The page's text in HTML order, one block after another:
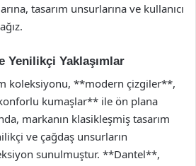
tasarım unsurlarına ve kullanıcı
Yenilikçi Yaklaşımlar
koleksiyonu, **modern çizgiler**,
kumaşlar** ile ön plana
markanın klasikleşmiş tasarım
ve çağdaş unsurların
sunulmuştur. **Dantel**,